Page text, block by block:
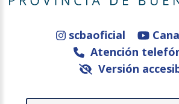
scbaoficial
Atención
Versión